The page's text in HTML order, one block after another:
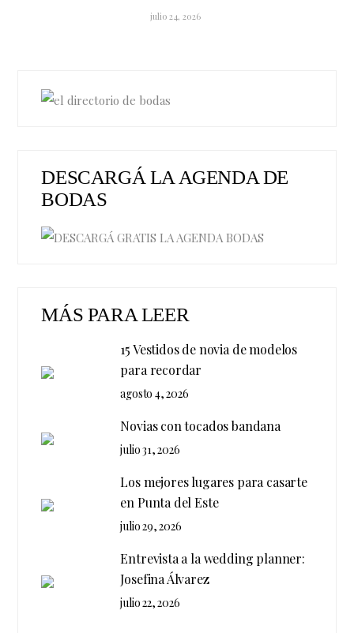
julio 24, 2026
DESCARGÁ LA AGENDA DE
BODAS
MÁS PARA LEER
15 Vestidos de novia de modelos
para recordar
agosto 4, 2026
Novias con tocados bandana
julio 31, 2026
Los mejores lugares para casarte
en Punta del Este
julio 29, 2026
Entrevista a la wedding planner:
Josefina Álvarez
julio 22, 2026